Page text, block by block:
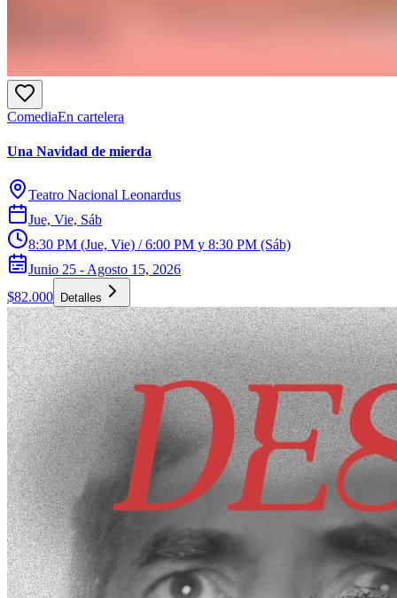
ComediaEn cartelera
Una Navidad de mierda
Teatro Nacional Leonardus
Jue, Vie, Sáb
8:30 PM (Jue, Vie) / 6:00 PM y 8:30 PM (Sáb)
Junio 25 - Agosto 15, 2026
$82.000
Detalles